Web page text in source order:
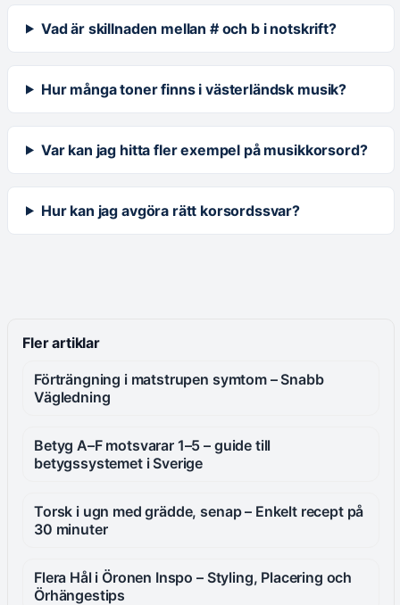
Vad är skillnaden mellan # och b i notskrift?
Hur många toner finns i västerländsk musik?
Var kan jag hitta fler exempel på musikkorsord?
Hur kan jag avgöra rätt korsordssvar?
Fler artiklar
Förträngning i matstrupen symtom – Snabb
Vägledning
Betyg A–F motsvarar 1–5 – guide till
betygssystemet i Sverige
Torsk i ugn med grädde, senap – Enkelt recept på
30 minuter
Flera Hål i Öronen Inspo – Styling, Placering och
Örhängestips